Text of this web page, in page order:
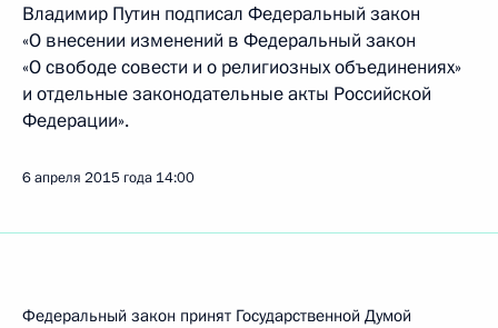
Владимир Путин подписал Федеральный закон
«О внесении изменений в Федеральный закон
«О свободе совести и о религиозных объединениях»
и отдельные законодательные акты Российской
Федерации».
6 апреля 2015 года 14:00
Федеральный закон принят Государственной Думой